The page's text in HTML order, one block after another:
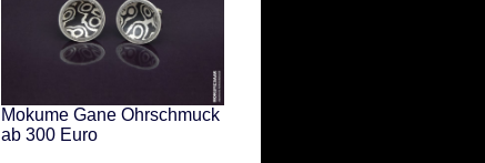
Mokume Gane Ohrschmuck
ab 300 Euro